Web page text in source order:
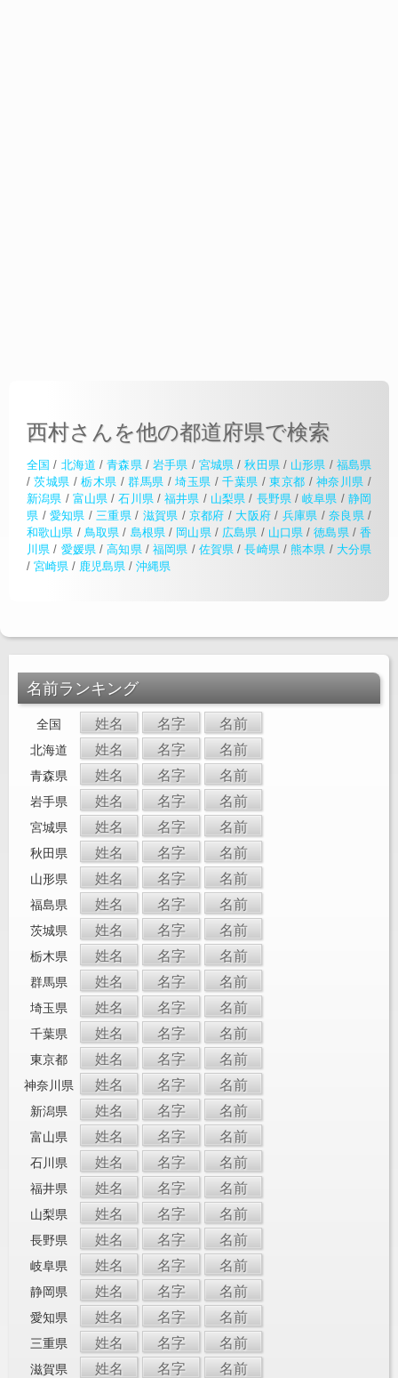
西村さんを他の都道府県で検索
全国 / 北海道 /青森県/ 岩手県 / 宮城県 /秋田県/ 山形県 / 福島県
/茨城県 /栃木県 /群馬県 /埼玉県 /千葉県 /東京都 /神奈川県 /
新潟県 / 富山県 /石川県/福井県 / 山梨県 / 長野県/岐阜県 / 静岡
県 / 愛知県 /三重県 / 滋賀県 / 京都府 / 大阪府 / 兵庫県 / 奈良県/
和歌山県 / 鳥取県 / 島根県/ 岡山県/ 広島県 / 山口県 /徳島県/香
川県 / 愛媛県/高知県/ 福岡県 / 佐賀県 /長崎県/熊本県 / 大分県
/ 宮崎県 / 鹿児島県 / 沖縄県
名前ランキング
全国 姓名 名字 名前
北海道 姓名 名字 名前
青森県 姓名 名字 名前
岩手県 姓名 名字 名前
宮城県 姓名 名字 名前
秋田県 姓名 名字 名前
山形県 姓名 名字 名前
福島県 姓名 名字 名前
茨城県 姓名 名字 名前
栃木県 姓名 名字 名前
群馬県 姓名 名字 名前
埼玉県 姓名 名字 名前
千葉県 姓名 名字 名前
東京都 姓名 名字 名前
神奈川県 姓名 名字 名前
新潟県 姓名 名字 名前
富山県 姓名 名字 名前
石川県 姓名 名字 名前
福井県 姓名 名字 名前
山梨県 姓名 名字 名前
長野県 姓名 名字 名前
岐阜県 姓名 名字 名前
静岡県 姓名 名字 名前
愛知県 姓名 名字 名前
三重県 姓名 名字 名前
滋賀県 姓名 名字 名前